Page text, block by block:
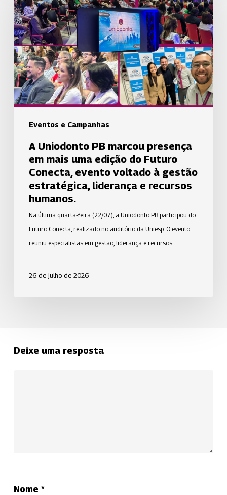
Eventos e Campanhas
PB
marcou
presença
em
mais
uma
edição
do
Futuro
evento
voltado
gestão
liderança
recursos
A Uniodonto PB marcou presença
em mais uma edição do Futuro
Conecta, evento voltado à gestão
estratégica, liderança e recursos
humanos.
Na última quarta-feira (22/07), a Uniodonto PB participou do
Futuro Conecta, realizado no auditório da Uniesp. O evento
reuniu especialistas em gestão, liderança e recursos…
26 de julho de 2026
Deixe uma resposta
Nome *